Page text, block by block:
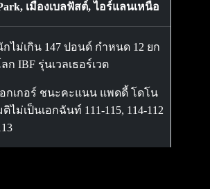
เมืองเบลฟัสต์, ไอร์แลนเหนือ
ไม่เกิน 147 ปอนด์ กำหนด 12 ยก
ก IBF รุ่นเวลเธอร์เวต
กเกอร์ ชนะคะแนน แพดดี้ โดโน
ไม่เป็นเอกฉันท์ 111-115, 114-112